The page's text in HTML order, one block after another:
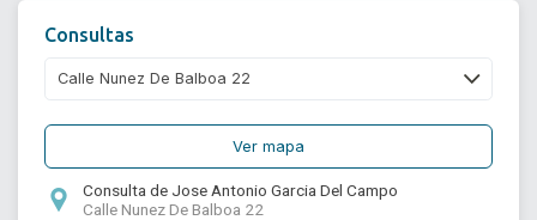
Consultas
Ver mapa
Consulta de Jose Antonio Garcia Del Campo
Calle Nunez De Balboa 22